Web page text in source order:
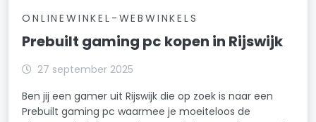
ONLINEWINKEL-WEBWINKELS
Prebuilt gaming pc kopen in Rijswijk
27 september 2025
Ben jij een gamer uit Rijswijk die op zoek is naar een
Prebuilt gaming pc waarmee je moeiteloos de